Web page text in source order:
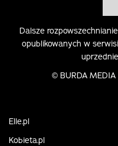
Dalsze
opublikowanych w
© BURDA
Elle.pl
Kobieta.pl